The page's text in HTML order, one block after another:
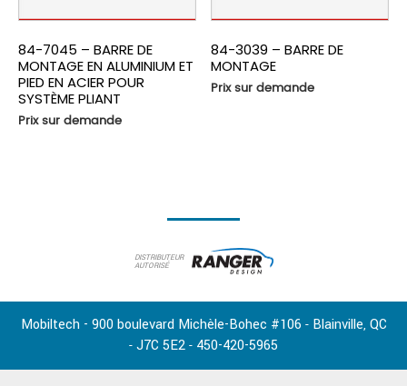
84-7045 – BARRE DE
MONTAGE EN ALUMINIUM ET
PIED EN ACIER POUR
SYSTÈME PLIANT
Prix sur demande
84-3039 – BARRE DE
MONTAGE
Prix sur demande
DISTRIBUTEUR
AUTORISÉ
Mobiltech - 900 boulevard Michèle-Bohec #106 - Blainville, QC
- J7C 5E2 - 450-420-5965